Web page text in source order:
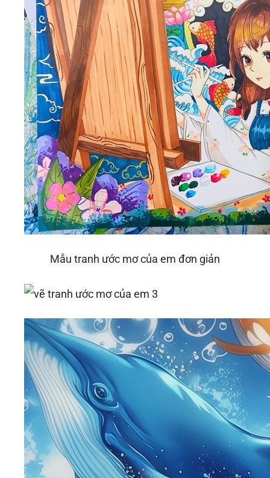
Mẫu tranh ước mơ của em đơn giản